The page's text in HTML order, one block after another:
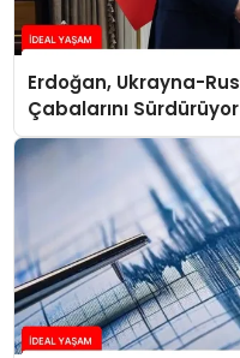
Erdoğan, Ukrayna-
Çabalarını Sürdürüyor